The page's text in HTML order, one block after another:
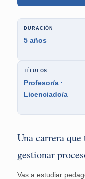
DURACIÓN
5 años
TÍTULOS
Profesor/a ·
Licenciado/a
Una carrera
gestionar
Vas a estudiar